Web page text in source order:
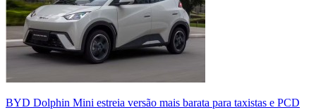
BYD Dolphin Mini estreia versão mais barata para taxistas e PCD